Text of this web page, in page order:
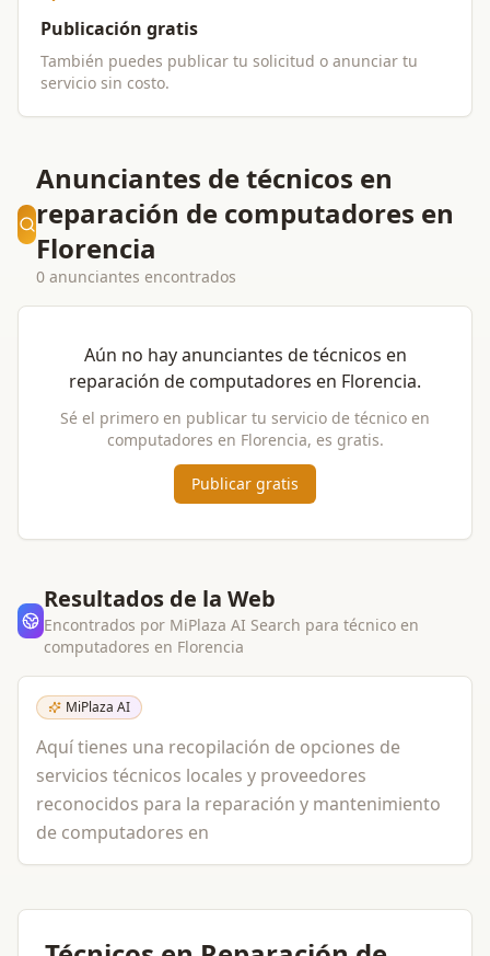
Publicación gratis
También puedes publicar tu solicitud o anunciar tu
servicio sin costo.
Anunciantes de técnicos en
reparación de computadores en
Florencia
0 anunciantes encontrados
Aún no hay anunciantes detécnicos en
reparación de computadores en Florencia.
Sé el primero en publicar tu servicio de técnico en
computadores en Florencia, es gratis.
Publicar gratis
Resultados de la Web
Encontrados por MiPlaza AI Search para técnico en
computadores en Florencia
MiPlaza AI
Aquí tienes una recopilación de opciones de
servicios técnicos locales y proveedores
reconocidos para la reparación y mantenimiento
de computadores en